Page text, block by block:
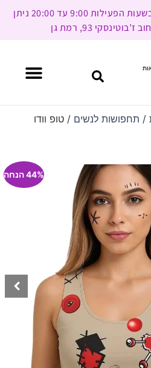
ניתן להגיע בתיאום מראש | בשעות הפעילות 9:00 עד 20:00 ניתן
93, רמת גן
/ תחפושות לנשים / טופ וודו
44% הנחה